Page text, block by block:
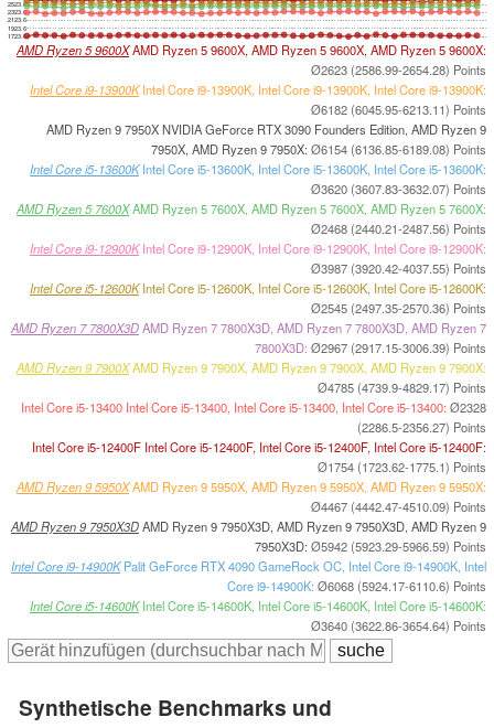
1723.6
1923.6
2123.6
2323.6
2523.6
AMD Ryzen 5 9600XAMD Ryzen 5 9600X, AMD Ryzen 5 9600X, AMD Ryzen 5 9600X:
Ø2623 (2586.99-2654.28) Points
Intel Core i9-13900KIntel Core i9-13900K, Intel Core i9-13900K, Intel Core i9-13900K:
Ø6182 (6045.95-6213.11) Points
AMD Ryzen 9 7950X NVIDIA GeForce RTX 3090 Founders Edition, AMD Ryzen 9
7950X, AMD Ryzen 9 7950X: Ø6154 (6136.85-6189.08) Points
Intel Core i5-13600KIntel Core i5-13600K, Intel Core i5-13600K, Intel Core i5-13600K:
Ø3620 (3607.83-3632.07) Points
AMD Ryzen 5 7600XAMD Ryzen 5 7600X, AMD Ryzen 5 7600X, AMD Ryzen 5 7600X:
Ø2468 (2440.21-2487.56) Points
Intel Core i9-12900KIntel Core i9-12900K, Intel Core i9-12900K, Intel Core i9-12900K:
Ø3987 (3920.42-4037.55) Points
Intel Core i5-12600KIntel Core i5-12600K, Intel Core i5-12600K, Intel Core i5-12600K:
Ø2545 (2497.35-2570.36) Points
AMD Ryzen 7 7800X3DAMD Ryzen 7 7800X3D, AMD Ryzen 7 7800X3D, AMD Ryzen 7
7800X3D: Ø2967 (2917.15-3006.39) Points
AMD Ryzen 9 7900XAMD Ryzen 9 7900X, AMD Ryzen 9 7900X, AMD Ryzen 9 7900X:
Ø4785 (4739.9-4829.17) Points
Intel Core i5-13400 Intel Core i5-13400, Intel Core i5-13400, Intel Core i5-13400: Ø2328
(2286.5-2356.27) Points
Intel Core i5-12400F Intel Core i5-12400F, Intel Core i5-12400F, Intel Core i5-12400F:
Ø1754 (1723.62-1775.1) Points
AMD Ryzen 9 5950XAMD Ryzen 9 5950X, AMD Ryzen 9 5950X, AMD Ryzen 9 5950X:
Ø4467 (4442.47-4510.09) Points
AMD Ryzen 9 7950X3DAMD Ryzen 9 7950X3D, AMD Ryzen 9 7950X3D, AMD Ryzen 9
7950X3D: Ø5942 (5923.29-5966.59) Points
Intel Core i9-14900KPalit GeForce RTX 4090 GameRock OC, Intel Core i9-14900K, Intel
Core i9-14900K: Ø6068 (5924.17-6110.6) Points
Intel Core i5-14600KIntel Core i5-14600K, Intel Core i5-14600K, Intel Core i5-14600K:
Ø3640 (3622.86-3654.64) Points
Synthetische Benchmarks und